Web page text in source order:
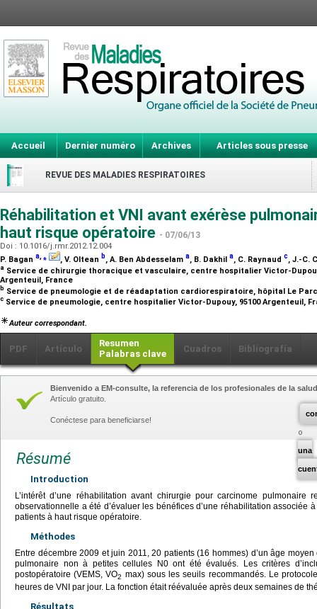
Accueil Dernier numéro Archives Articles sous presse
REVUE DES MALADIES RESPIRATOIRES
Réhabilitation et VNI avant exérèse
haut risque opératoire - 07/06/13
Doi : 10.1016/j.rmr.2012.12.004
P. Bagan a,⁎ , V. Oltean b, A. Ben Abdesselam a, B. Dakhil a, C. Raynaud c, J.-C.
a Service de chirurgie thoracique et vasculaire, centre hospitalier Victor-
Argenteuil, France
b Service de pneumologie et de réadaptation cardiorespiratoire, hôpital Le
c Service de pneumologie, centre hospitalier Victor-Dupouy, 95100 Argenteuil,
Auteur correspondant.
PDF Artículo
Resumen
Palabras clave
Cuadros Bibliografía
una
Bienvenido a EM-consulte, la referencia de los profesionales de la
Artículo gratuito.
Conéctese para beneficiarse!
Résumé
Introduction
L’intérêt d’une réhabilitation avant chirurgie pour carcinome
observationnelle a été d’évaluer les bénéfices d’une réhabilitation associée
patients à haut risque opératoire.
Méthodes
Entre décembre 2009 et juin 2011, 20 patients (16 hommes) d’un âge moyen
pulmonaire non à petites cellules N0 ont été évalués. Les critères
postopératoire (VEMS, VO2 max) sous les seuils recommandés. Le
heures de VNI par jour. La fonction était réévaluée après deux semaines de
Résultats